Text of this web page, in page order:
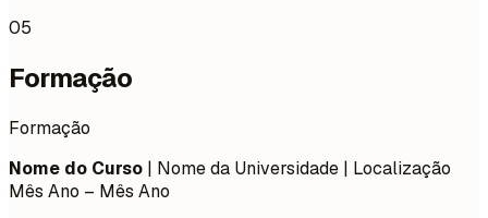
05
Formação
Formação
Nome do Curso | Nome da Universidade | Localização
Mês Ano – Mês Ano